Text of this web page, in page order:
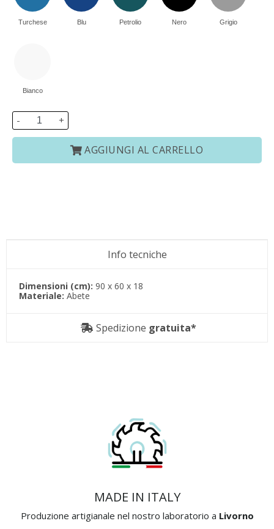
Turchese Blu Petrolio Nero Grigio
Bianco
- +
AGGIUNGI AL CARRELLO
Info tecniche
Dimensioni (cm): 90 x 60 x 18
Materiale: Abete
Spedizione gratuita*
MADE IN ITALY
Produzione artigianale nel nostro laboratorio a Livorno